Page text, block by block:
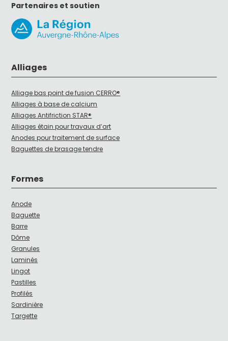
Partenaires et soutien
Alliages
Alliage bas point de fusion CERRO®
Alliages à base de calcium
Alliages Antifriction STAR®
Alliages étain pour travaux d’art
Anodes pour traitement de surface
Baguettes de brasage tendre
Formes
Anode
Baguette
Barre
Dôme
Granules
Laminés
Lingot
Pastilles
Profilés
Sardinière
Targette